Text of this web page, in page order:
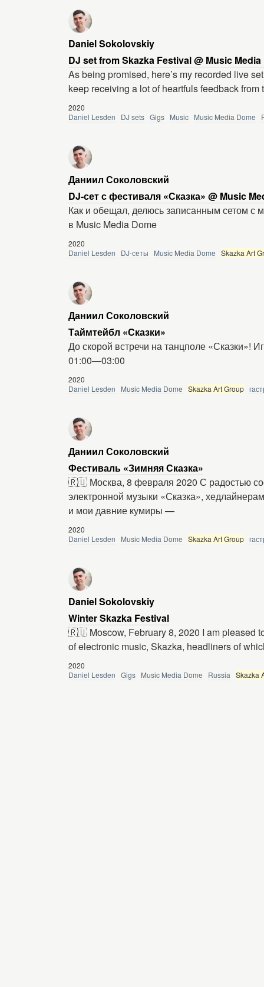
Daniel Sokolovskiy
DJ set from Skazka Festival @ Music Media
As being promised, here’s my recorded live
keep receiving a lot of heartfuls feedback
2020
Daniel Lesden
DJ sets Gigs Music Music Media Dome
Даниил Соколовский
DJ-сет с фестиваля «Сказка» @ Music
Как и обещал, делюсь записанным сетом с
в Music Media Dome
2020
Daniel Lesden
DJ-сеты Music Media Dome Skazka Art
Даниил Соколовский
Таймтейбл «Сказки»
До скорой встречи на танцполе «Сказки»!
01:00—03:00
2020
Daniel Lesden
Music Media Dome Skazka Art Group
Даниил Соколовский
Фестиваль «Зимняя Сказка»
🇷🇺 Москва, 8 февраля 2020 С радостью
электронной музыки «Сказка»,
и мои давние кумиры —
2020
Daniel Lesden
Music Media Dome Skazka Art Group
Daniel Sokolovskiy
Winter Skazka Festival
🇷🇺 Moscow, February 8, 2020 I am pleased
of electronic music, Skazka, headliners of
2020
Daniel Lesden Gigs Music Media Dome Russia Skazka